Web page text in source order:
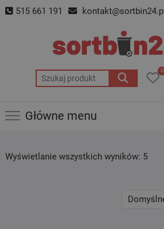
Skip 515 661 191 kontakt@sortbin24.pl
Szukaj:
0
Główne menu
Wyświetlanie wszystkich wyników: 5